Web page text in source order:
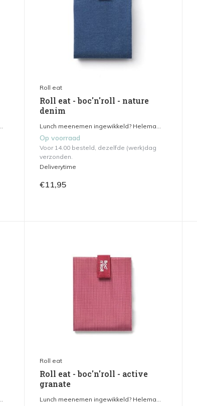
Roll eat
Roll eat - boc'n'roll - nature
denim
Lunch meenemen ingewikkeld? Helema...
Op voorraad
Voor 14.00 besteld, dezelfde (werk)dag
verzonden.
Deliverytime
€11,95
Roll eat
Roll eat - boc'n'roll - active
granate
Lunch meenemen ingewikkeld? Helema...